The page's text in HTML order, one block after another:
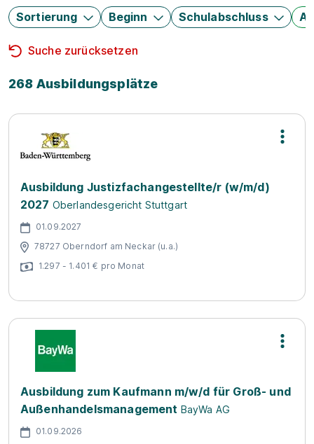
Sortierung Beginn Schulabschluss
Suche zurücksetzen
268 Ausbildungsplätze
Ausbildung Justizfachangestellte/r (w/m/d)
2027 Oberlandesgericht Stuttgart
01.09.2027
78727 Oberndorf am Neckar (u.a.)
1.297 - 1.401 € pro Monat
Ausbildung zum Kaufmann m/w/d für Groß- und
Außenhandelsmanagement BayWa AG
01.09.2026